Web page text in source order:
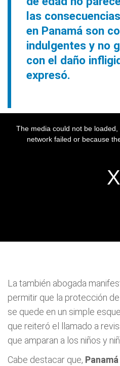
las
en Panamá son
indulgentes y no
con el daño
expresó.
La también abogada
permitir que la protección
se quede en un simple
que reiteró el llamado a
que amparan a los niños y
Cabe destacar que,